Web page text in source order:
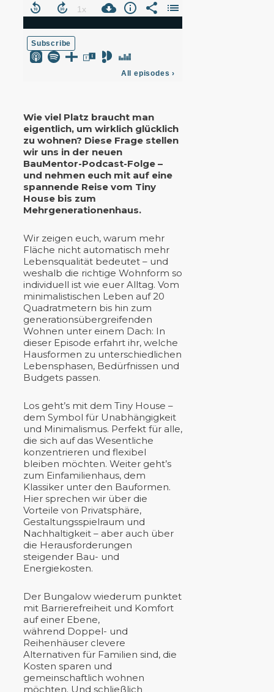
Wie viel Platz braucht man
eigentlich, um wirklich glücklich
zu wohnen? Diese Frage stellen
wir uns in der neuen
BauMentor-Podcast-Folge –
und nehmen euch mit auf eine
spannende Reise vom Tiny
House bis zum
Mehrgenerationenhaus.
Wir zeigen euch, warum mehr
Fläche nicht automatisch mehr
Lebensqualität bedeutet – und
weshalb die richtige Wohnform so
individuell ist wie euer Alltag. Vom
minimalistischen Leben auf 20
Quadratmetern bis hin zum
generationsübergreifenden
Wohnen unter einem Dach: In
dieser Episode erfahrt ihr, welche
Hausformen zu unterschiedlichen
Lebensphasen, Bedürfnissen und
Budgets passen.
Los geht’s mit dem Tiny House –
dem Symbol für Unabhängigkeit
und Minimalismus. Perfekt für alle,
die sich auf das Wesentliche
konzentrieren und flexibel
bleiben möchten. Weiter geht’s
zum Einfamilienhaus, dem
Klassiker unter den Bauformen.
Hier sprechen wir über die
Vorteile von Privatsphäre,
Gestaltungsspielraum und
Nachhaltigkeit – aber auch über
die Herausforderungen
steigender Bau- und
Energiekosten.
Der Bungalow wiederum punktet
mit Barrierefreiheit und Komfort
auf einer Ebene,
während Doppel- und
Reihenhäuser clevere
Alternativen für Familien sind, die
Kosten sparen und
gemeinschaftlich wohnen
möchten. Und schließlich